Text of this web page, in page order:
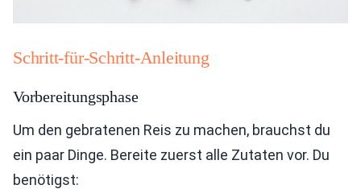
Schritt-für-Schritt-Anleitung
Vorbereitungsphase
Um den gebratenen Reis zu machen, brauchst du
ein paar Dinge. Bereite zuerst alle Zutaten vor. Du
benötigst: